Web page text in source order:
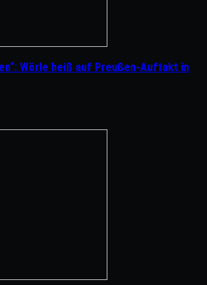
Wörle heiß auf Preußen-Auftakt in